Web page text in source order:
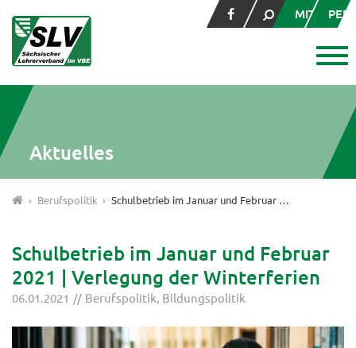
MITGLIED
Aktuelles
Berufspolitik Schulbetrieb im Januar und Februar 2021 | Verlegung der Winterferien
Schulbetrieb im Januar und Februar
2021 | Verlegung der Winterferien
06.01.2021 Berufspolitik Bildungspolitik